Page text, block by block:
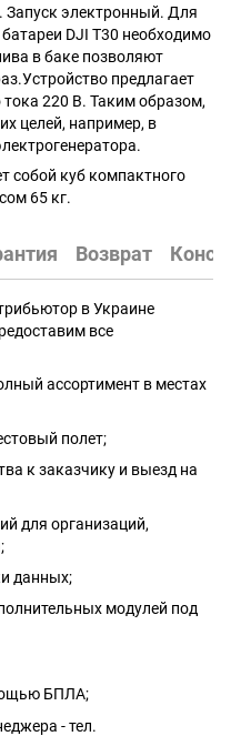
Запуск электронный. Для
DJI T30 необходимо
в баке позволяют
предлагает
220 В. Таким образом,
целей, например, в
собой куб компактного
65 кг.
Возврат
в Украине
все
ассортимент в местах
полет;
к заказчику и выезд на
для организаций,
данных;
модулей под
БПЛА;
- тел.